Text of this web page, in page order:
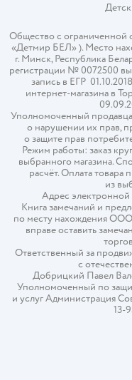
Общество с
«Детмир БЕЛ» ). Место
г. Минск, Республика
регистрации № 0072500
запись в ЕГР
интернет-магазина в
Уполномоченный
о нарушении их прав,
о защите прав
Режим работы: заказ
выбранного магазина.
расчёт. Оплата
из
Адрес электронной
Книга замечаний и
по месту нахождения
вправе оставить
Ответственный за
с
Добрицкий Павел
Уполномоченный по
и услуг Администрация
13-